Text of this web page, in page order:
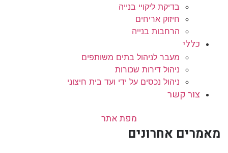
בדיקת ליקויי בנייה
חיזוק אריחים
הרחבות בנייה
כללי
מעבר לניהול בתים משותפים
ניהול דירות שכורות
ניהול נכסים על ידי ועד בית חיצוני
צור קשר
מפת אתר
מאמרים אחרונים